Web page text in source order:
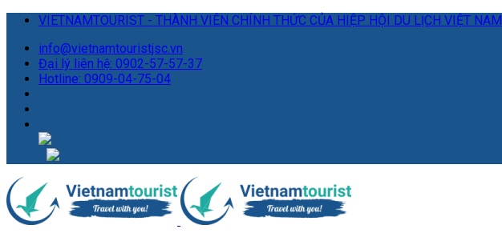
VIETNAMTOURIST - THÀNH VIÊN CHÍNH THỨC CỦA HIỆP HỘI DU LỊCH VIỆT NAM
info@vietnamtouristjsc.vn
Đại lý liên hệ: 0902-57-57-37
Hotline: 0909-04-75-04